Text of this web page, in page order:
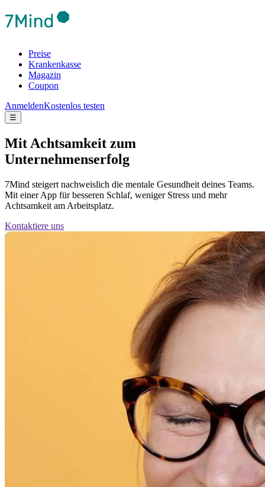
Preise
Krankenkasse
Magazin
Coupon
AnmeldenKostenlos testen
☰
Mit Achtsamkeit zum
Unternehmenserfolg
7Mind steigert nachweislich die mentale Gesundheit deines Teams.
Mit einer App für besseren Schlaf, weniger Stress und mehr
Achtsamkeit am Arbeitsplatz.
Kontaktiere uns